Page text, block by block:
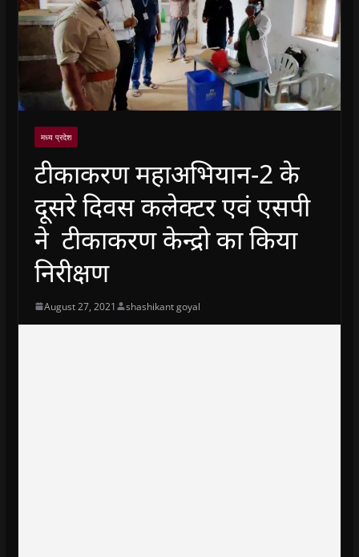
मध्य प्रदेश
टीकाकरण महाअभियान-2 के
दूसरे दिवस कलेक्टर एवं एसपी
ने टीकाकरण केन्द्रो का किया
निरीक्षण
August 27, 2021 shashikant goyal